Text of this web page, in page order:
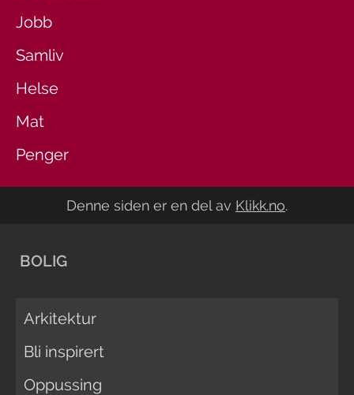
Jobb
Samliv
Helse
Mat
Penger
Denne siden er en del av Klikk.no.
BOLIG
Arkitektur
Bli inspirert
Oppussing